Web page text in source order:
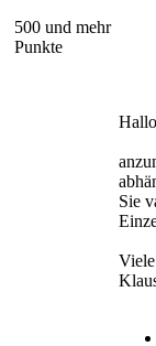
500 und mehr
Punkte
Sie